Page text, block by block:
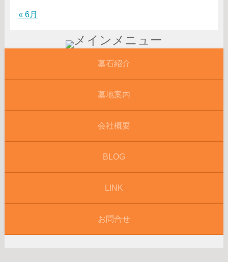
« 6月
墓石紹介
墓地案内
会社概要
BLOG
LINK
お問合せ